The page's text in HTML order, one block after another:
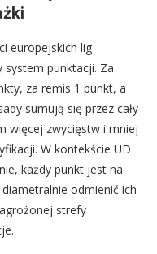
europejskich lig
system punktacji. Za
za remis 1 punkt, a
sumują się przez cały
więcej zwycięstw i mniej
W kontekście UD
każdy punkt jest na
odmienić ich
strefy